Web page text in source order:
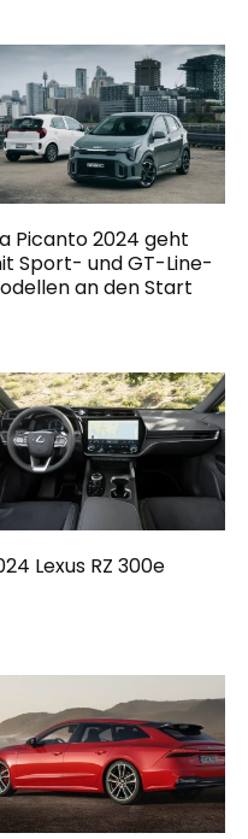
Picanto 2024 geht
Sport- und GT-Line-
an den Start
Lexus RZ 300e